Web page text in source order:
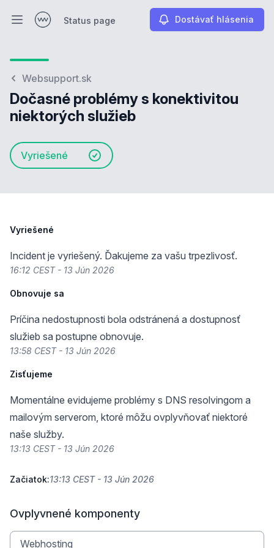
Otvoriť hlavné menu
Status page Dostávať hlásenia
Websupport.sk
Dočasné problémy s konektivitou
niektorých služieb
Vyriešené
Vyriešené
Incident je vyriešený. Ďakujeme za vašu trpezlivosť.
16:12 CEST - 13 Jún 2026
Obnovuje sa
Príčina nedostupnosti bola odstránená a dostupnosť
služieb sa postupne obnovuje.
13:58 CEST - 13 Jún 2026
Zisťujeme
Momentálne evidujeme problémy s DNS resolvingom a
mailovým serverom, ktoré môžu ovplyvňovať niektoré
naše služby.
13:13 CEST - 13 Jún 2026
Začiatok:13:13 CEST - 13 Jún 2026
Ovplyvnené komponenty
Webhosting